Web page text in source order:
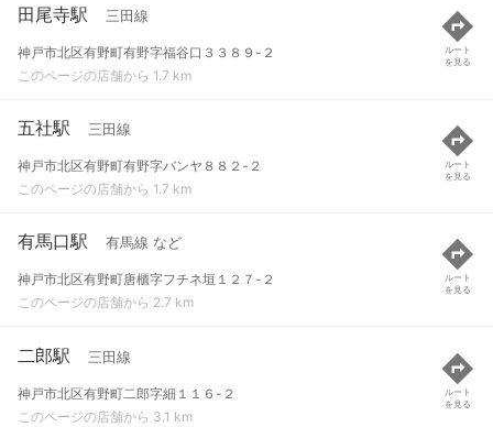
田尾寺駅 三田線
神戸市北区有野町有野字福谷口３３８９-２
このページの店舗から 1.7 km
ルート
を見る
五社駅 三田線
神戸市北区有野町有野字バンヤ８８２-２
このページの店舗から 1.7 km
ルート
を見る
有馬口駅 有馬線 など
神戸市北区有野町唐櫃字フチネ垣１２７-２
このページの店舗から 2.7 km
ルート
を見る
二郎駅 三田線
神戸市北区有野町二郎字細１１６-２
このページの店舗から 3.1 km
ルート
を見る